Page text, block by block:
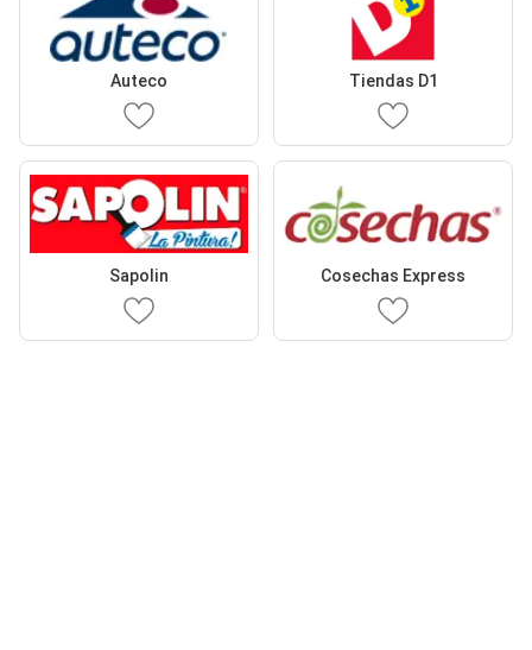
Auteco Tiendas D1
Sapolin Cosechas Express